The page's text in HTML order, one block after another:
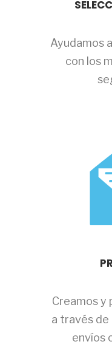
Ayudamos
con los
Creamos y
a través de
envíos